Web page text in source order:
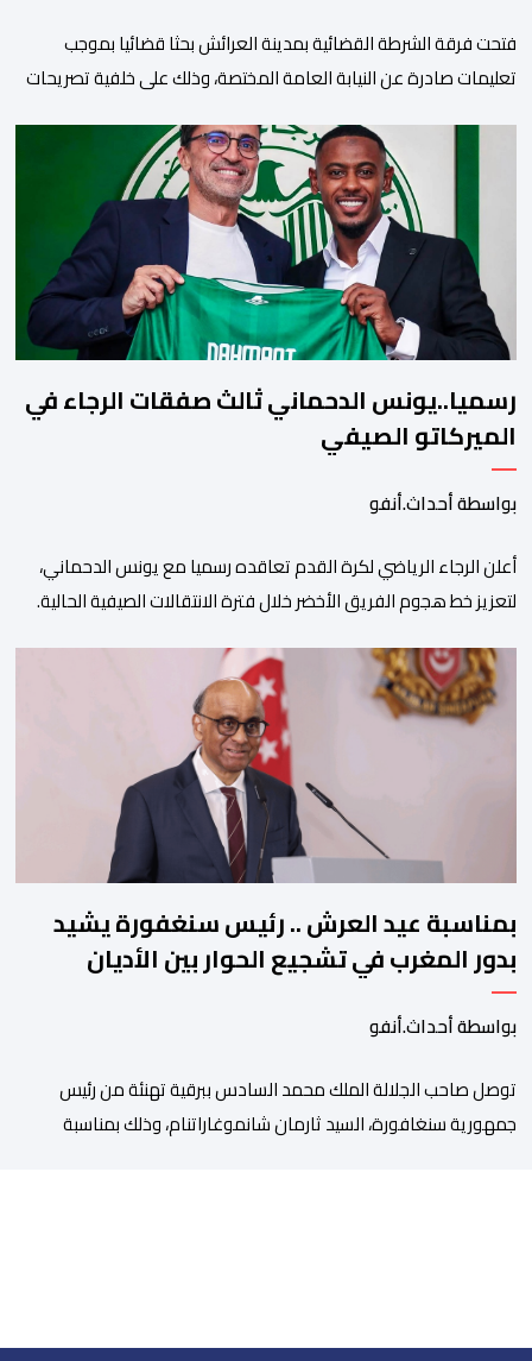
فتحت فرقة الشرطة القضائية بمدينة العرائش بحثا قضائيا بموجب
تعليمات صادرة عن النيابة العامة المختصة، وذلك على خلفية تصريحات
وأعادت تداولها حسابات على شبكات التواصل الاجتماعي. وكانت
السيدة المذكورة قد صرحت بمعطيات مضللة، واتهامات كيدية، تدعي
فيها بأن جهات رسمية هي من فتحت الحدود في […]
رسميا..يونس الدحماني ثالث صفقات الرجاء في
الميركاتو الصيفي
بواسطة أحداث.أنفو
أعلن الرجاء الرياضي لكرة القدم تعاقده رسميا مع يونس الدحماني،
لتعزيز خط هجوم الفريق الأخضر خلال فترة الانتقالات الصيفية الحالية. ​
حيث يعول عليه الطاقم التقني للرجاء لتقديم الإضافة المرجوة في
المسابقات المحلية والقارية المقبلة. ​وجاء هذا التعاقد بعد أداء لافت
قدمه اللاعب برفقة اتحاد […]
بمناسبة عيد العرش .. رئيس سنغفورة يشيد
بدور المغرب في تشجيع الحوار بين الأديان
بواسطة أحداث.أنفو
توصل صاحب الجلالة الملك محمد السادس ببرقية تهنئة من رئيس
جمهورية سنغافورة، السيد ثارمان شانموغاراتنام، وذلك بمناسبة